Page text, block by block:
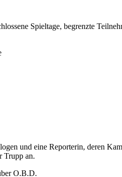
Spieltage, begrenzte
und eine Reporterin, deren
Trupp an.
O.B.D.